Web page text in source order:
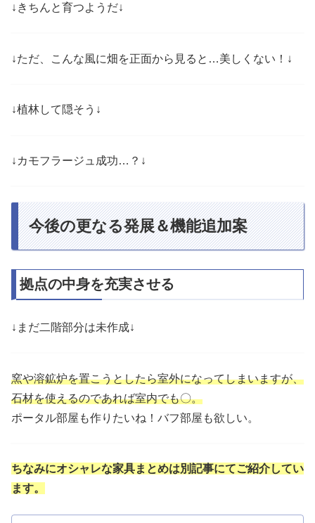
↓きちんと育つようだ↓
↓ただ、こんな風に畑を正面から見ると…美しくない！↓
↓植林して隠そう↓
↓カモフラージュ成功…？↓
今後の更なる発展＆機能追加案
拠点の中身を充実させる
↓まだ二階部分は未作成↓
窯や溶鉱炉を置こうとしたら室外になってしまいますが、
石材を使えるのであれば室内でも〇。
ポータル部屋も作りたいね！バフ部屋も欲しい。
ちなみにオシャレな家具まとめは別記事にてご紹介してい
ます。